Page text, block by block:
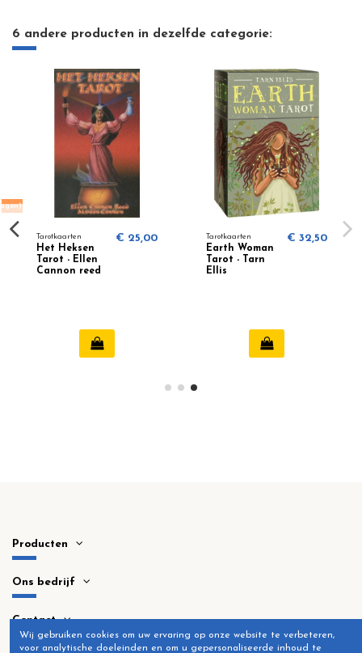
6 andere producten in dezelfde categorie:
Tarotkaarten
Het Heksen
Tarot - Ellen
Cannon reed
€ 25,00 Tarotkaarten
Earth Woman
Tarot - Tarn
Ellis
€ 32,50
Producten
Ons bedrijf
Contact
Wij gebruiken cookies om uw ervaring op onze website te verbeteren,
voor analytische doeleinden en om u gepersonaliseerde inhoud te